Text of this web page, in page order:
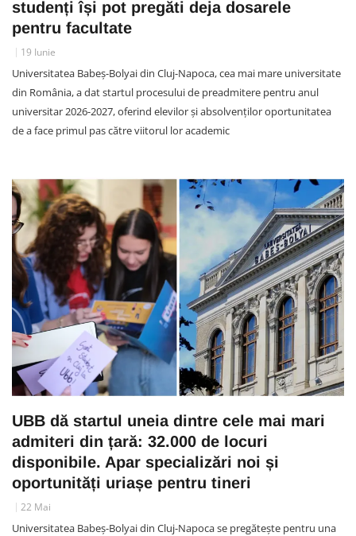
studenți își pot pregăti deja dosarele
pentru facultate
19 Iunie
Universitatea Babeș-Bolyai din Cluj-Napoca, cea mai mare universitate
din România, a dat startul procesului de preadmitere pentru anul
universitar 2026-2027, oferind elevilor și absolvenților oportunitatea
de a face primul pas către viitorul lor academic
UBB dă startul uneia dintre cele mai mari
admiteri din țară: 32.000 de locuri
disponibile. Apar specializări noi și
oportunități uriașe pentru tineri
22 Mai
Universitatea Babeș-Bolyai din Cluj-Napoca se pregătește pentru una